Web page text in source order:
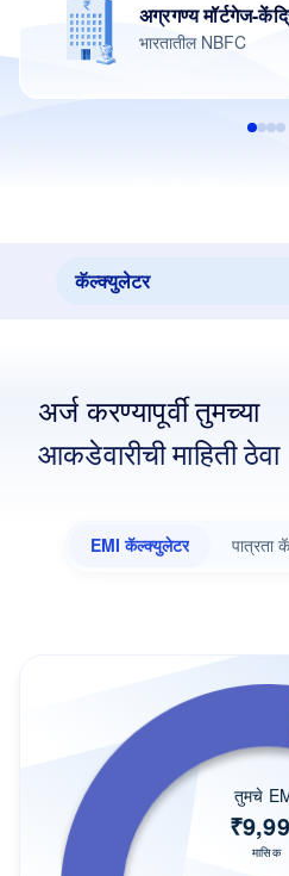
अग्रगण्य मॉर्टगेज-
भारतातील NBFC
कॅल्क्युलेटर
रिअल इस्टेट
महत्त्वाचे लाभ
आवश्यक डॉक्युमेंट्स
बजेटनुसार लोन्स
तुमच्यासाठी योग्य लोन शोधा
ग्राहक रिव्ह्यूज
अर्ज करण्यापूर्वी तुमच्या
आकडेवारीची माहिती ठेवा
EMI कॅल्क्युलेटर पात्रता
तुमचे
₹
मासिक